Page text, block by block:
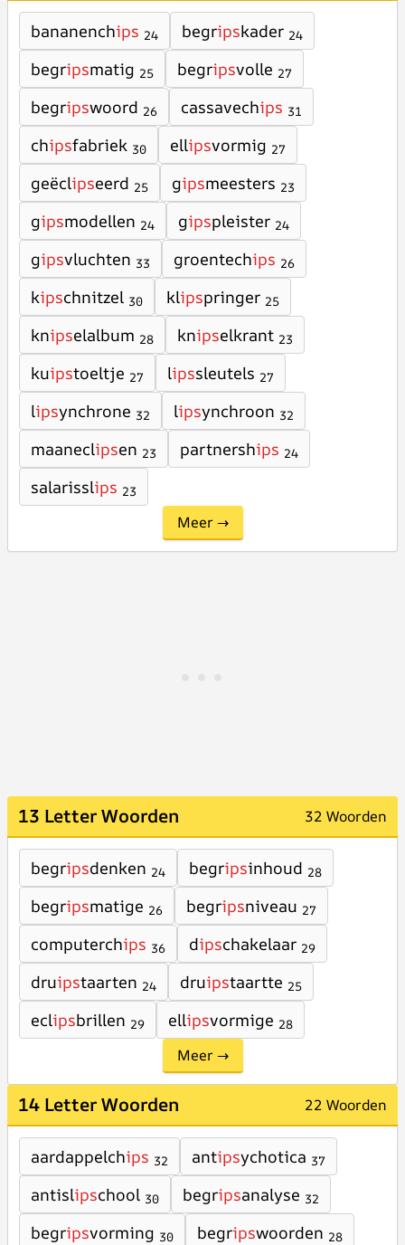
bananenchips 24 begripskader 24
begripsmatig 25 begripsvolle 27
begripswoord 26 cassavechips 31
chipsfabriek 30 ellipsvormig 27
geëclipseerd 25 gipsmeesters 23
gipsmodellen 24 gipspleister 24
gipsvluchten 33 groentechips 26
kipschnitzel 30 klipspringer 25
knipselalbum 28 knipselkrant 23
kuipstoeltje 27 lipssleutels 27
lipsynchrone 32 lipsynchroon 32
maaneclipsen 23 partnerships 24
salarisslips 23
Meer →
13 Letter Woorden 32 Woorden
begripsdenken 24 begripsinhoud 28
begripsmatige 26 begripsniveau 27
computerchips 36 dipschakelaar 29
druipstaarten 24 druipstaartte 25
eclipsbrillen 29 ellipsvormige 28
Meer →
14 Letter Woorden 22 Woorden
aardappelchips 32 antipsychotica 37
antislipschool 30 begripsanalyse 32
begripsvorming 30 begripswoorden 28